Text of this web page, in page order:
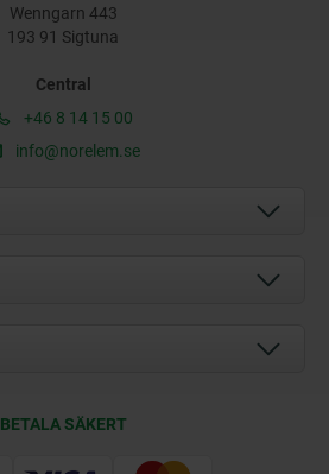
Wenngarn 443
193 91 Sigtuna
Central
+46 8 14 15 00
info@norelem.se
BETALA SÄKERT